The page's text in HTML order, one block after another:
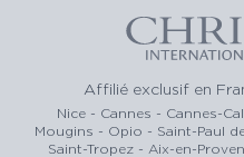
Affilié exclusif en
Nice - Cannes - Cannes-
Mougins - Opio - Saint-Paul
Saint-Tropez - Aix-en-